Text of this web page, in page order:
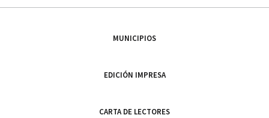
MUNICIPIOS
EDICIÓN IMPRESA
CARTA DE LECTORES